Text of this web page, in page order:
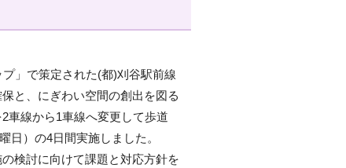
」で策定された(都)刈谷駅前線
と、にぎわい空間の創出を図る
車線から1車線へ変更して歩道
日）の4日間実施しました。
検討に向けて課題と対応方針を